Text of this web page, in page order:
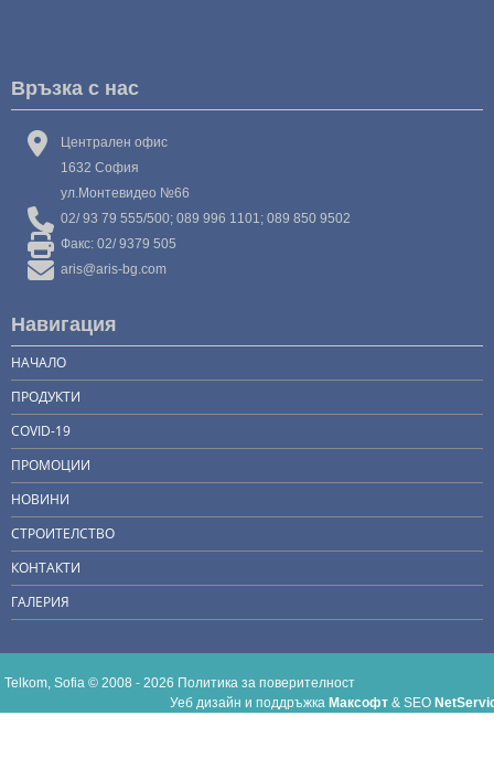
Връзка с нас
Централен офис
1632 София
ул.Монтевидео №66
02/ 93 79 555/500; 089 996 1101; 089 850 9502
Факс: 02/ 9379 505
aris@aris-bg.com
Навигация
НАЧАЛО
ПРОДУКТИ
COVID-19
ПРОМОЦИИ
НОВИНИ
СТРОИТЕЛСТВО
КОНТАКТИ
ГАЛЕРИЯ
Telkom, Sofia © 2008 - 2026 Политика за поверителност
Уеб дизайн и поддръжка Максофт & SEO